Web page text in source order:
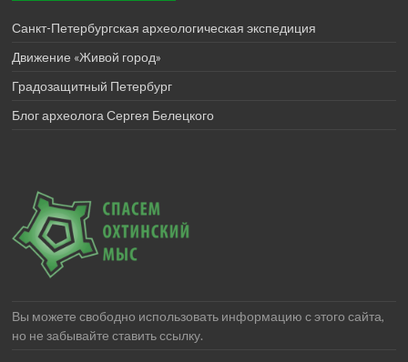
Санкт-Петербургская археологическая экспедиция
Движение «Живой город»
Градозащитный Петербург
Блог археолога Сергея Белецкого
Вы можете свободно использовать информацию с этого сайта,
но не забывайте ставить ссылку.